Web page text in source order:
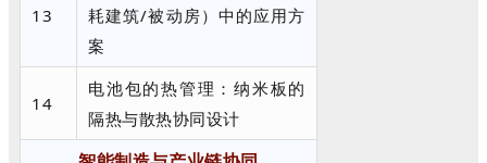
13
耗建筑/被动房）中的应用方
案
14
电池包的热管理：纳米板的
隔热与散热协同设计